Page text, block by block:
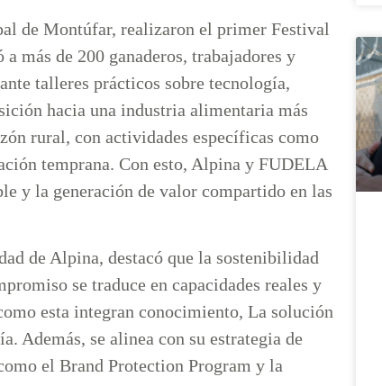
de Montúfar, realizaron el primer Festival
más de 200 ganaderos, trabajadores y
talleres prácticos sobre tecnología,
hacia una industria alimentaria más
rural, con actividades específicas como
temprana. Con esto, Alpina y FUDELA
y la generación de valor compartido en las
de Alpina, destacó que la sostenibilidad
se traduce en capacidades reales y
esta integran conocimiento, La solución
Además, se alinea con su estrategia de
el Brand Protection Program y la